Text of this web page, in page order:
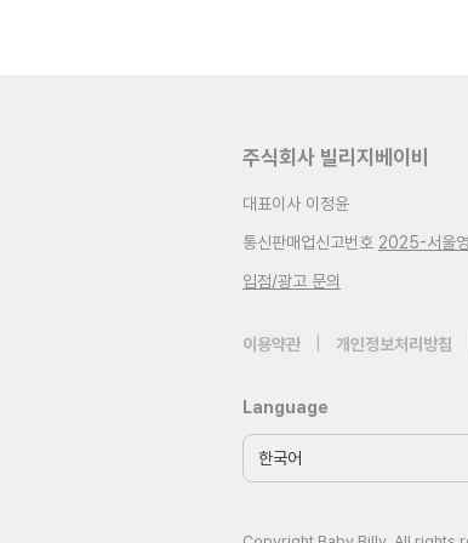
주식회사 빌리지베이비
대표이사 이정윤
통신판매업신고번호 2025-서울
입점/광고 문의
이용약관 개인정보처리방침
Language